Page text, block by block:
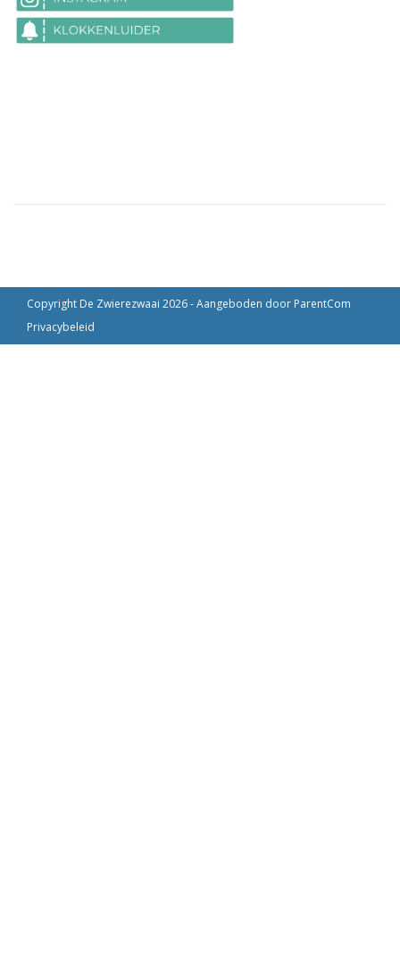
Copyright De Zwierezwaai 2026 - Aangeboden door ParentCom
Privacybeleid